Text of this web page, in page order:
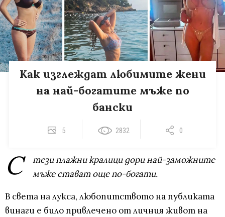
Как изглеждат любимите жени
на най-богатите мъже по
бански
5 2832 0
С
тези плажни кралици дори най-заможните
мъже стават още по-богати.
В света на лукса, любопитството на публиката
винаги е било привлечено от личния живот на